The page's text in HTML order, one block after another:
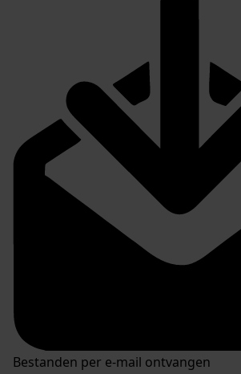
Bestanden per e-mail ontvangen